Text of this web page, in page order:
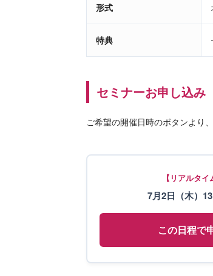
形式
特典
セミナーお申し込み
ご希望の開催日時のボタンより
【リアルタイ
7月2日（木）
この日程で